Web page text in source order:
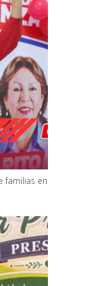
familias en